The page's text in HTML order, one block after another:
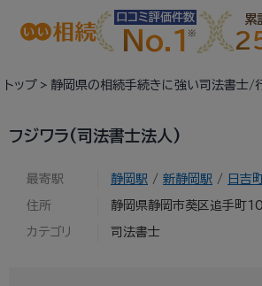
口コミ評価件数
No.1
累
トップ 静岡県の相続手続きに強い司法書士/
フジワラ(司法書士法人)
最寄駅 静岡駅 / 新静岡駅 / 日吉
住所 静岡県静岡市葵区追手町
カテゴリ 司法書士